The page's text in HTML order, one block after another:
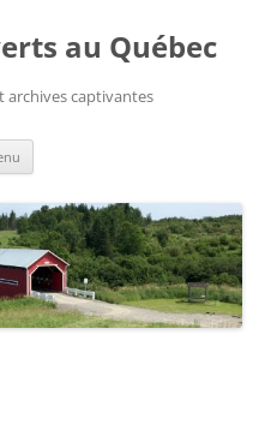
au Québec
archives captivantes